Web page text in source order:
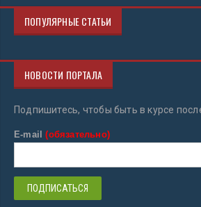
ПОПУЛЯРНЫЕ СТАТЬИ
НОВОСТИ ПОРТАЛА
Подпишитесь, чтобы быть в курсе
E-mail(обязательно)